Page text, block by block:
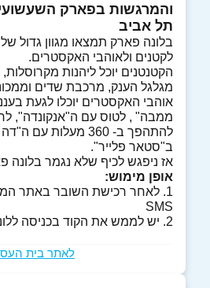
והמרגשות בפארק
תל אביב
בלונה פארק תמצאו מגוון גדול
לקטנים ולאוהבי האקסטרים.
הקטנטנים יוכל ליהנות
מגלגל הענק, מרכבת שדים
אוהבי האקסטרים יוכלו לגעת
ממבה" , לטוס עם ה"אנקונדה",
להתהפך ב- 360 מעלות
ב"סטאר פלייר".
אז ניפגש לכיף שלא נגמר בלונה
אופן מימוש:
1. לאחר רכישת השובר באתר
SMS
2. יש לממש את הקוד בכניסה ללונה פארק
לאתר בית